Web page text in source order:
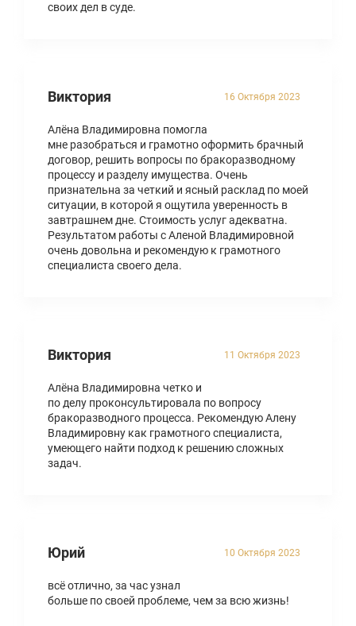
своих дел в суде.
16 Октября 2023
Виктория
Алёна Владимировна помогла
мне разобраться и грамотно оформить брачный
договор, решить вопросы по бракоразводному
процессу и разделу имущества. Очень
признательна за четкий и ясный расклад по моей
ситуации, в которой я ощутила уверенность в
завтрашнем дне. Стоимость услуг адекватна.
Результатом работы с Аленой Владимировной
очень довольна и рекомендую к грамотного
специалиста своего дела.
11 Октября 2023
Виктория
Алёна Владимировна четко и
по делу проконсультировала по вопросу
бракоразводного процесса. Рекомендую Алену
Владимировну как грамотного специалиста,
умеющего найти подход к решению сложных
задач.
10 Октября 2023
Юрий
всё отлично, за час узнал
больше по своей проблеме, чем за всю жизнь!